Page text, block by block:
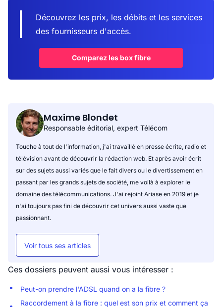
Découvrez les prix, les débits et les services
des fournisseurs d'accès.
Comparez les box fibre
Maxime Blondet
Responsable éditorial, expert Télécom
Touche à tout de l'information, j'ai travaillé en presse écrite, radio et
télévision avant de découvrir la rédaction web. Et après avoir écrit
sur des sujets aussi variés que le fait divers ou le divertissement en
passant par les grands sujets de société, me voilà à explorer le
domaine des télécommunications. J'ai rejoint Ariase en 2019 et je
n'ai toujours pas fini de découvrir cet univers aussi vaste que
passionnant.
Voir tous ses articles
Ces dossiers peuvent aussi vous intéresser :
Peut-on prendre l'ADSL quand on a la fibre ?
Raccordement à la fibre : quel est son prix et comment ça